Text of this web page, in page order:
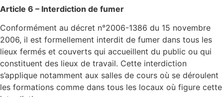
Article 6 – Interdiction de fumer
Conformément au décret n°2006-1386 du 15 novembre
2006, il est formellement interdit de fumer dans tous les
lieux fermés et couverts qui accueillent du public ou qui
constituent des lieux de travail. Cette interdiction
s’applique notamment aux salles de cours où se déroulent
les formations comme dans tous les locaux où figure cette